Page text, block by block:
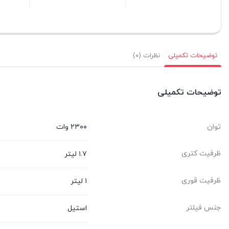
توضیحات تکمیلی نظرات (۰)
توضیحات تکمیلی
توان ۲۳۰۰ وات
ظرفیت کتری ۱.۷ لیتر
ظرفیت قوری ۱ لیتر
جنس فیلتر استیل